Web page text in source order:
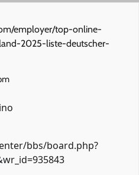
employer/top-online-
2025-liste-deutscher-
bbs/board.php?